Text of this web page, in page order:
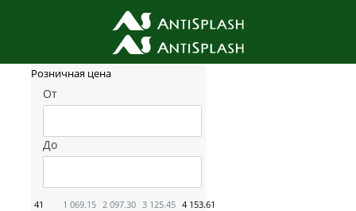
Фильтр товаров
Розничная цена
От
До
41 1 069.15 2 097.30 3 125.45 4 153.61